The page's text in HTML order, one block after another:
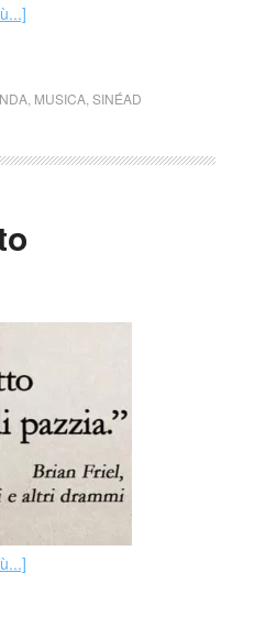
, MUSICA, SINÉAD